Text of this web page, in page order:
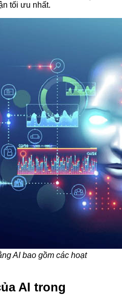
tối ưu nhất.
AI bao gồm các hoạt
AI trong